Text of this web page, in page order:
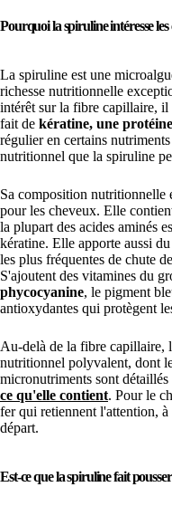
Pourquoi la spiruline intéresse les
La spiruline est une
richesse nutritionnelle
intérêt sur la fibre capillaire, il
fait de kératine, une protéine
régulier en certains
nutritionnel que la spiruline
Sa composition nutritionnelle
pour les cheveux. Elle
la plupart des acides aminés
kératine. Elle apporte aussi du
les plus fréquentes de chute
S'ajoutent des vitamines du
phycocyanine, le pigment
antioxydantes qui protègent
Au-delà de la fibre capillaire,
nutritionnel polyvalent, dont
micronutriments sont
ce qu'elle contient. Pour le
fer qui retiennent l'attention,
départ.
Est-ce que la spiruline fait